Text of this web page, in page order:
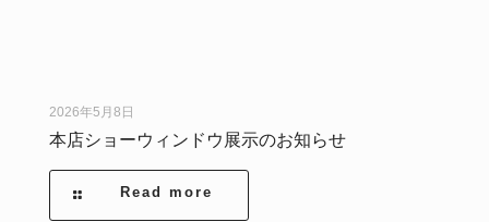
2026年5月8日
本店ショーウィンドウ展示のお知らせ
Read more